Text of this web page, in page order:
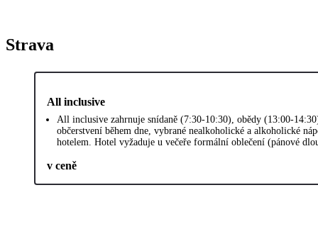
Strava
All inclusive
All inclusive zahrnuje snídaně (7:30-10:30), obědy (13:00-
občerstvení během dne, vybrané nealkoholické a alkoholické
hotelem. Hotel vyžaduje u večeře formální oblečení (pánové
v ceně